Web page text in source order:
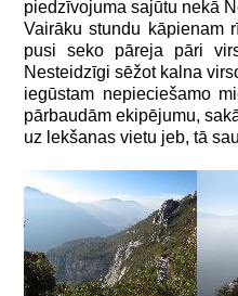
piedzīvojuma sajūtu nekā
Vairāku stundu kāpienam
pusi seko pāreja pāri
Nesteidzīgi sēžot kalna
iegūstam nepieciešamo
pārbaudām ekipējumu,
uz lekšanas vietu jeb, tā